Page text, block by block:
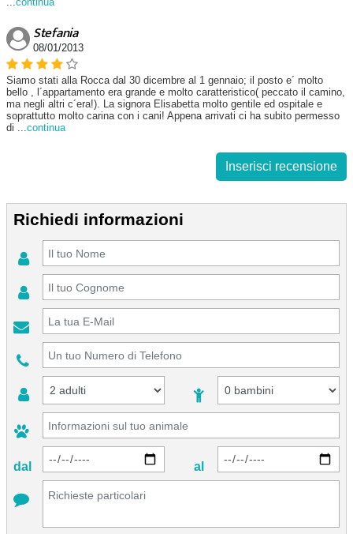
Stefania
08/01/2013
Siamo stati alla Rocca dal 30 dicembre al 1 gennaio; il posto e´ molto
bello , l´appartamento era grande e molto caratteristico( peccato il camino,
ma negli altri c´era!). La signora Elisabetta molto gentile ed ospitale e
soprattutto molto carina con i cani! Appena arrivati ci ha subito permesso
di ...continua
Inserisci recensione
Richiedi informazioni
dal al